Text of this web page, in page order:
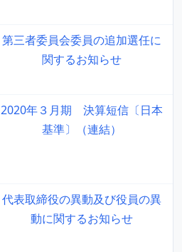
第三者委員会委員の追加選任に
関するお知らせ
2020年３月期 決算短信〔日本
基準〕（連結）
代表取締役の異動及び役員の異
動に関するお知らせ